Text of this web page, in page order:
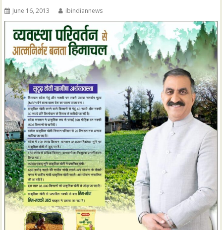
June 16, 2013 ibindiannews